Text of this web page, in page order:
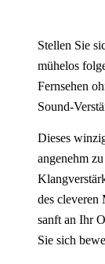
Stellen Sie
mühelos
Fernsehen
Sound-
Dieses
angenehm
des cleveren
sanft an Ihr
Sie sich